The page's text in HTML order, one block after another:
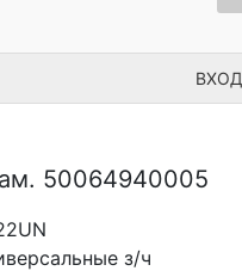
50064940005
з/ч